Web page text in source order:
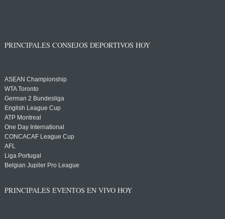
PRINCIPALES CONSEJOS DEPORTIVOS HOY
ASEAN Championship
WTA Toronto
German 2 Bundesliga
English League Cup
ATP Montreal
One Day International
CONCACAF League Cup
AFL
Liga Portugal
Belgian Jupiler Pro League
PRINCIPALES EVENTOS EN VIVO HOY